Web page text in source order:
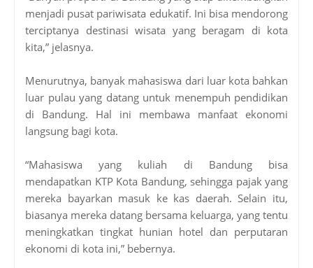
menjadi pusat pariwisata edukatif. Ini bisa mendorong
terciptanya destinasi wisata yang beragam di kota
kita,” jelasnya.
Menurutnya, banyak mahasiswa dari luar kota bahkan
luar pulau yang datang untuk menempuh pendidikan
di Bandung. Hal ini membawa manfaat ekonomi
langsung bagi kota.
“Mahasiswa yang kuliah di Bandung bisa
mendapatkan KTP Kota Bandung, sehingga pajak yang
mereka bayarkan masuk ke kas daerah. Selain itu,
biasanya mereka datang bersama keluarga, yang tentu
meningkatkan tingkat hunian hotel dan perputaran
ekonomi di kota ini,” bebernya.